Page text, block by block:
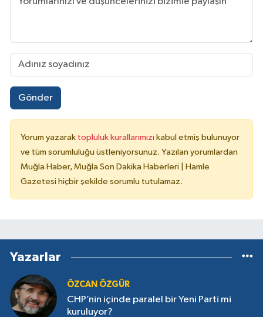
Gönder
Yorum yazarak topluluk kurallarımızı kabul etmiş bulunuyor
ve tüm sorumluluğu üstleniyorsunuz. Yazılan yorumlardan
Muğla Haber, Muğla Son Dakika Haberleri | Hamle
Gazetesi hiçbir şekilde sorumlu tutulamaz.
Yazarlar
ÖZCAN ÖZGÜR
CHP’nin içinde paralel bir Yeni Parti mi
kuruluyor?